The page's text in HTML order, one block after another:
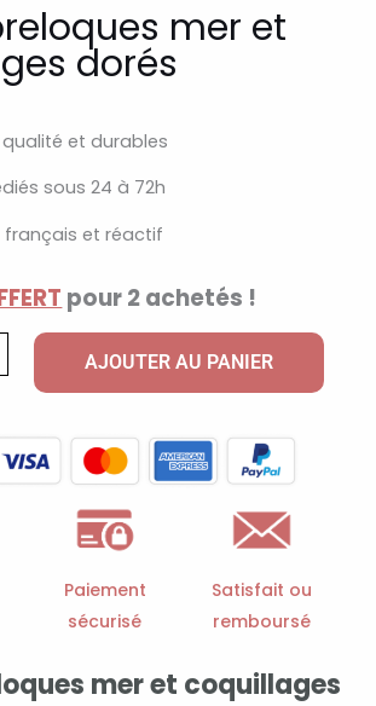
mer et
dorés
et durables
sous 24 à 72h
français et réactif
pour 2 achetés !
AJOUTER AU PANIER
Paiement
sécurisé
Satisfait ou
remboursé
mer et coquillages